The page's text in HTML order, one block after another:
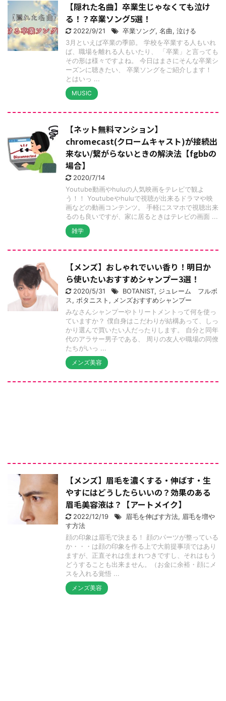
【隠れた名曲】卒業生じゃなくても泣け
る！？卒業ソング5選！
2022/9/21 卒業ソング, 名曲, 泣ける
3月といえば卒業の季節。 学校を卒業する人もいれ
ば、職場を離れる人もいたり、 「卒業」と言っても
その形は様々ですよね。 今日はまさにそんな卒業シ
ーズンに聴きたい、 卒業ソングをご紹介します！
とはいっ ...
MUSIC
【ネット無料マンション】
chromecast(クロームキャスト)が接続出
来ない/繋がらないときの解決法【fgbbの
場合】
2020/7/14
Youtube動画やhuluの人気映画をテレビで観よ
う！！ Youtubeやhuluで視聴が出来るドラマや映
画などの動画コンテンツ。 手軽にスマホで視聴出来
るのも良いですが、家に居るときはテレビの画面 ...
雑学
【メンズ】おしゃれでいい香り！明日か
ら使いたいおすすめシャンプー3選！
2020/5/31 BOTANIST, ジュレーム フルボ
ス, ボタニスト , メンズおすすめシャンプー
みなさんシャンプーやトリートメントって何を使っ
ていますか？ 僕自身はこだわりが結構あって、しっ
かり選んで買いたい人だったりします。 自分と同年
代のアラサー男子である、 周りの友人や職場の同僚
たちがいっ ...
メンズ美容
【メンズ】眉毛を濃くする・伸ばす・生
やすにはどうしたらいいの？効果のある
眉毛美容液は？【アートメイク】
2022/12/19 眉毛を伸ばす方法, 眉毛を増や
す方法
顔の印象は眉毛で決まる！ 顔のパーツが整っている
か・・・は顔の印象を作る上で大前提事項ではあり
ますが、正直それは生まれつきですし、それはもう
どうすることも出来ません。（お金に余裕・顔にメ
スを入れる覚悟 ...
メンズ美容